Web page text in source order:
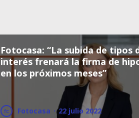
Fotocasa: “La subida de tipos
interés frenará la firma de
en los próximos meses”
Fotocasa · 22 julio 2022